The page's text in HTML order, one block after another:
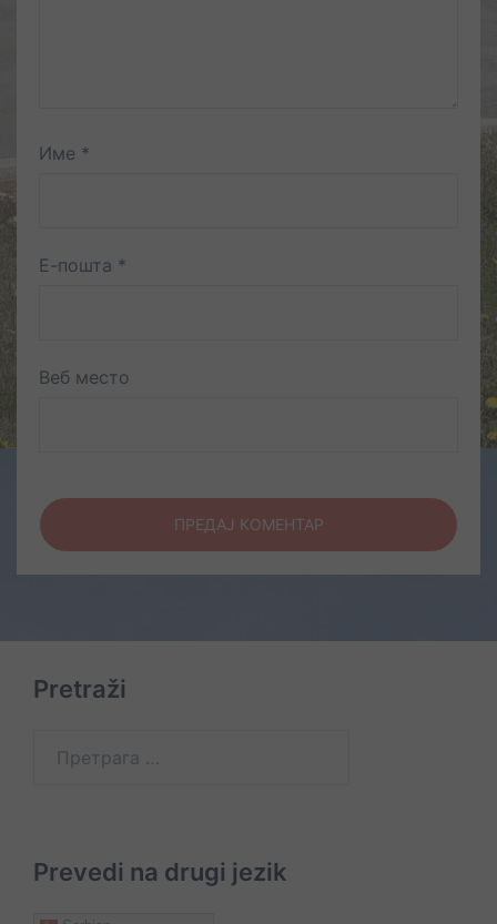
Име *
Е-пошта *
Веб место
Pretraži
Prevedi na drugi jezik